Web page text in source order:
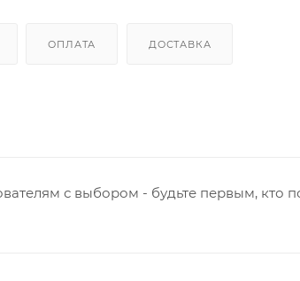
ОПЛАТА ДОСТАВКА
с выбором - будьте первым, кто